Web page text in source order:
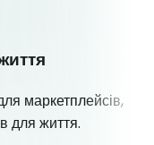
маркетплейсів,
для життя.